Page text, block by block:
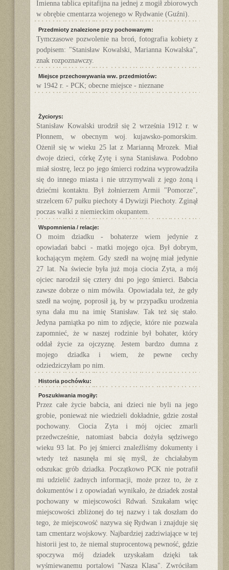
Imienna tablica epitafijna na jednej z mogił zbiorowych
w obrębie cmentarza wojenego w Rydwanie (Guźni).
Przedmioty znalezione przy pochowanym:
Tymczasowe pozwolenie na broń, fotografia kobiety z
podpisem: "Stanisław Kowalski, Marianna Kowalska",
znak rozpoznawczy.
Miejsce przechowywania ww. przedmiotów:
w 1942 r. - PCK; obecne miejsce - nieznane
Życiorys:
Stanisław Kowalski urodził się 2 września 1912 r. w
Płonnem, w obecnym woj. kujawsko-pomorskim.
Ożenił się w wieku 25 lat z Marianną Mrozek. Miał
dwoje dzieci, córkę Zytę i syna Stanisława. Podobno
miał siostrę, lecz po jego śmierci rodzina wyprowadziła
się do innego miasta i nie utrzymywali z jego żoną i
dziećmi kontaktu. Był żołnierzem Armii "Pomorze",
strzelcem 67 pułku piechoty 4 Dywizji Piechoty. Zginął
poczas walki z niemieckim okupantem.
Wspomnienia / relacje:
O moim dziadku - bohaterze wiem jedynie z
opowiadań babci - matki mojego ojca. Był dobrym,
kochającym mężem. Gdy szedł na wojnę miał jedynie
27 lat. Na świecie była już moja ciocia Zyta, a mój
ojciec narodził się cztery dni po jego śmierci. Babcia
zawsze dobrze o nim mówiła. Opowiadała też, że gdy
szedł na wojnę, poprosił ją, by w przypadku urodzenia
syna dała mu na imię Stanisław. Tak też się stało.
Jedyna pamiątka po nim to zdjęcie, które nie pozwala
zapomnieć, że w naszej rodzinie był bohater, który
oddał życie za ojczyznę. Jestem bardzo dumna z
mojego dziadka i wiem, że pewne cechy
odziedziczyłam po nim.
Historia pochówku:
Poszukiwania mogiły:
Przez całe życie babcia, ani dzieci nie byli na jego
grobie, ponieważ nie wiedzieli dokładnie, gdzie został
pochowany. Ciocia Zyta i mój ojciec zmarli
przedwcześnie, natomiast babcia dożyła sędziwego
wieku 93 lat. Po jej śmierci znaleźliśmy dokumenty i
wtedy też nasunęła mi się myśl, że chciałabym
odszukac grób dziadka. Początkowo PCK nie potrafił
mi udzielić żadnych informacji, może przez to, że z
dokumentów i z opowiadań wynikało, że dziadek został
pochowany w miejscowości Rdwań. Szukałam więc
miejscowości zbliżonej do tej nazwy i tak doszłam do
tego, że miejscowość nazywa się Rydwan i znajduje się
tam cmentarz wojskowy. Najbardziej zadziwiające w tej
historii jest to, że niemal stuprocentową pewność, gdzie
spoczywa mój dziadek uzyskałam dzięki tak
wyśmiewanemu portalowi "Nasza Klasa". Zwróciłam